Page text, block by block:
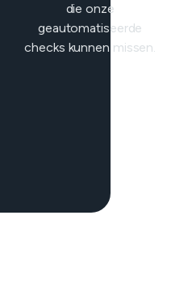
die onze
geautomatiseerde
checks kunnen missen.